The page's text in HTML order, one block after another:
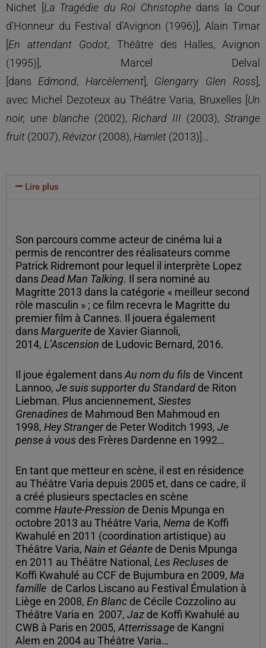
Nichet [La Tragédie du Roi Christophedans la Cour
d’Honneur du Festival d’Avignon (1996)], Alain Timar
[En attendant Godot, Théâtre des Halles, Avignon
(1995)], Marcel Delval
[dans Edmond, Harcèlement], Glengarry Glen Ross],
avec Michel Dezoteux au Théâtre Varia, Bruxelles [Un
noir, une blanche(2002), Richard III (2003),Strange
fruit (2007), Révizor(2008), Hamlet (2013)]…
Lire plus
Son parcours comme acteur de cinéma lui a
permis de rencontrer des réalisateurs comme
Patrick Ridremont pour lequel il interprète Lopez
dansDead Man Talking. Il sera nominé au
Magritte 2013 dans la catégorie « meilleur second
rôle masculin » ; ce film recevra le Magritte du
premier film à Cannes. Il jouera également
dansMarguerite de Xavier Giannoli,
2014, L’Ascension de Ludovic Bernard, 2016.
Il joue également dansAu nom du fils de Vincent
Lannoo, Je suis supporter du Standard de Riton
Liebman. Plus anciennement, Siestes
Grenadines de Mahmoud Ben Mahmoud en
1998, Hey Strangerde Peter Woditch 1993, Je
pense à vous des Frères Dardenne en 1992…
En tant que metteur en scène, il est en résidence
au Théâtre Varia depuis 2005 et, dans ce cadre, il
a créé plusieurs spectacles en scène
comme Haute-Pression de Denis Mpunga en
octobre 2013 au Théâtre Varia, Nema de Koffi
Kwahulé en 2011 (coordination artistique) au
Théâtre Varia, Nain et Géante de Denis Mpunga
en 2011 au Théâtre National, Les Recluses de
Koffi Kwahulé au CCF de Bujumbura en 2009, Ma
famille de Carlos Liscano au Festival Émulation à
Liège en 2008, En Blanc de Cécile Cozzolino au
Théâtre Varia en 2007, Jaz de Koffi Kwahulé au
CWB à Paris en 2005, Atterrissage de Kangni
Alem en 2004 au Théâtre Varia…